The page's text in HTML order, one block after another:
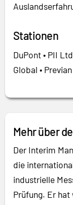
Stationen
DuPont • PII
Global •
Mehr über
Der Interim
die
industrielle
Prüfung. Er